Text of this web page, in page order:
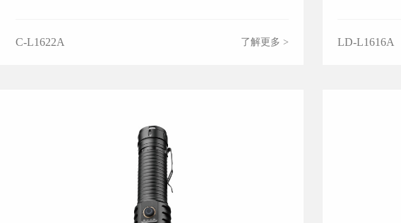
C-L1622A 了解更多 > LD-L1616A